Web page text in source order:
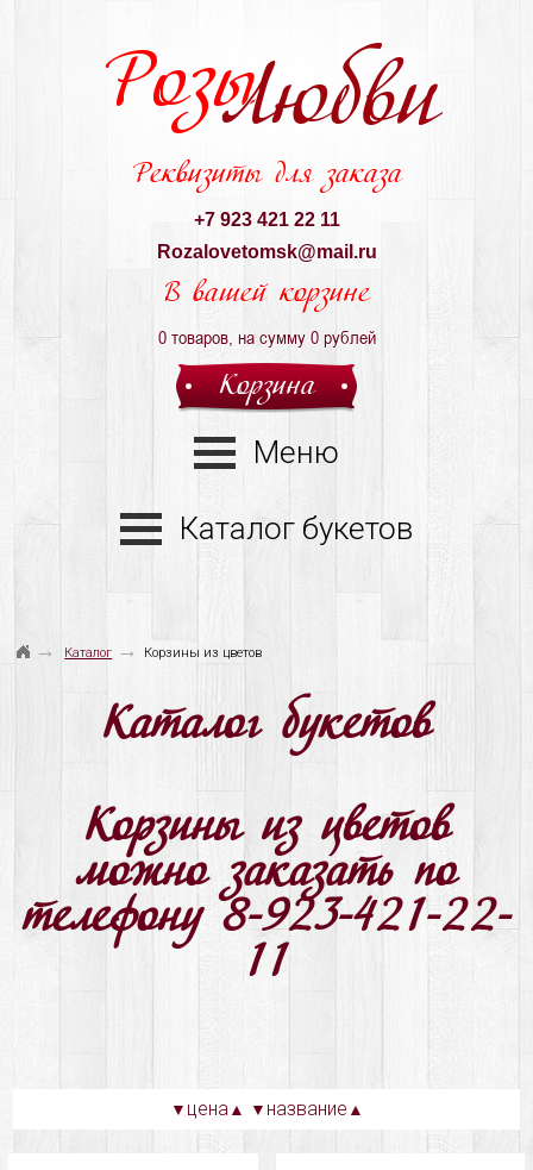
РозыЛюбви
Реквизиты для заказа
+7 923 421 22 11
Rozalovetomsk@mail.ru
В вашей корзине
0товаров, на сумму 0рублей
Корзина
Меню
Каталог букетов
→ Каталог → Корзины из цветов
Каталог букетов
Корзины из цветов
можно заказать по
телефону 8-923-421-22-
11
▼ цена ▲ ▼ название ▲